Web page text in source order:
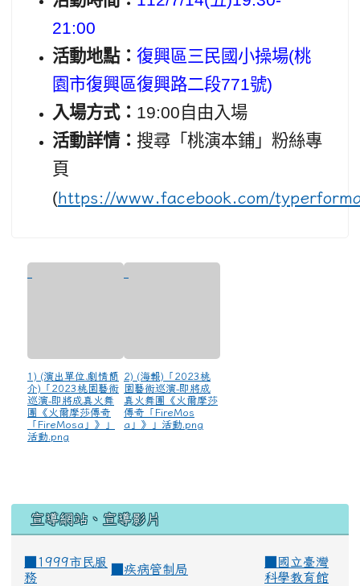
21:00
活動地點： 復興區三民國小操場(桃
園市復興區復興路二段771號)
入場方式： 19:00自由入場
活動詳情： 搜尋「桃演本鋪」粉絲專
頁
(https://www.facebook.com/
1) (演出單位.劇情簡
介)「2023桃園藝術
巡演-即將成真火舞
團《火爾摩莎傳奇
「FireMosa」》」
活動.png
2) (海報)「2023桃
園藝術巡演-即將成
真火舞團《火爾摩莎
傳奇「FireMos
a」》」活動.png
宣導網站、宣導影片
■1999市民服
務
疾病管制局
國立臺灣
科學教育館